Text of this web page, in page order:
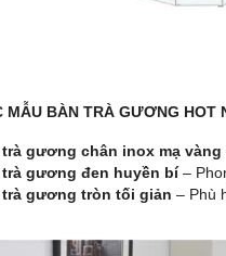
MẪU BÀN TRÀ GƯƠNG HOT
trà gương chân inox mạ vàng
trà gương đen huyền bí–
trà gương tròn tối giản – Phù